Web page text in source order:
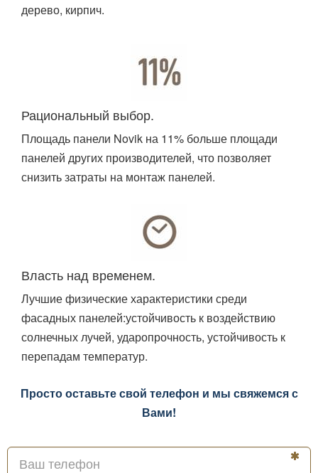
дерево, кирпич.
Рациональный выбор.
Площадь панели Novik на 11% больше площади
панелей других производителей, что позволяет
снизить затраты на монтаж панелей.
Власть над временем.
Лучшие физические характеристики среди
фасадных панелей:устойчивость к воздействию
солнечных лучей, ударопрочность, устойчивость к
перепадам температур.
Просто оставьте свой телефон и мы свяжемся с
Вами!